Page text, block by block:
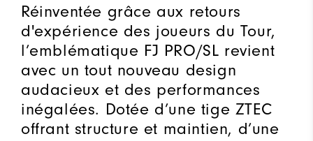
Réinventée grâce aux retours
d'expérience des joueurs du Tour,
l’emblématique FJ PRO/SL revient
avec un tout nouveau design
audacieux et des performances
inégalées. Dotée d’une tige ZTEC
offrant structure et maintien, d’une